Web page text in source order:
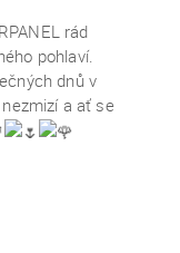
rád
pohlaví.
dnů v
a ať se